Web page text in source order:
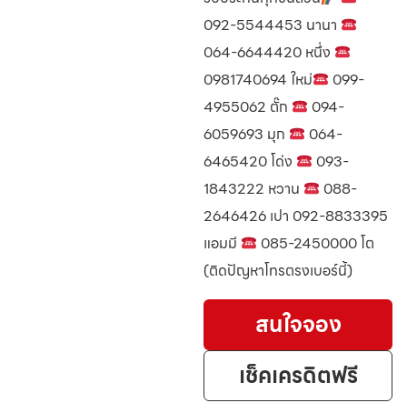
092-5544453 นานา
064-6644420 หนึ่ง
0981740694 ใหม่
099-
4955062 ตั๊ก
094-
6059693 มุก
064-
6465420 โด่ง
093-
1843222 หวาน
088-
2646426 เปา 092-8833395
แอมมี
085-2450000 โต
(ติดปัญหาโทรตรงเบอร์นี้)
สนใจจอง
เช็คเครดิตฟรี